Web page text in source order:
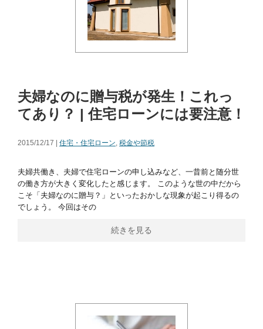
夫婦なのに贈与税が発生！これっ
てあり？ | 住宅ローンには要注意！
2015/12/17 | 住宅・住宅ローン, 税金や節税
夫婦共働き、夫婦で住宅ローンの申し込みなど、一昔前と随分世
の働き方が大きく変化したと感じます。 このような世の中だから
こそ「夫婦なのに贈与？」といったおかしな現象が起こり得るの
でしょう。 今回はその
続きを見る